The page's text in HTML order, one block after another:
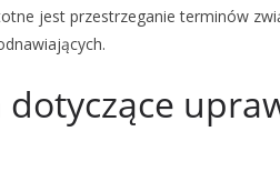
jest przestrzeganie terminów
dotyczące